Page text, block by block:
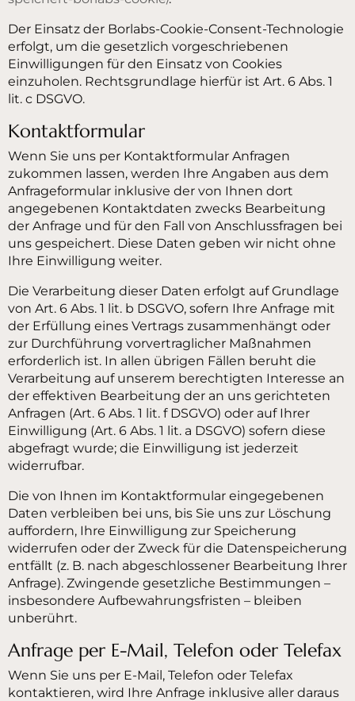
Der Einsatz der Borlabs-Cookie-Consent-Technologie
erfolgt, um die gesetzlich vorgeschriebenen
Einwilligungen für den Einsatz von Cookies
einzuholen. Rechtsgrundlage hierfür ist Art. 6 Abs. 1
lit. c DSGVO.
Kontaktformular
Wenn Sie uns per Kontaktformular Anfragen
zukommen lassen, werden Ihre Angaben aus dem
Anfrageformular inklusive der von Ihnen dort
angegebenen Kontaktdaten zwecks Bearbeitung
der Anfrage und für den Fall von Anschlussfragen bei
uns gespeichert. Diese Daten geben wir nicht ohne
Ihre Einwilligung weiter.
Die Verarbeitung dieser Daten erfolgt auf Grundlage
von Art. 6 Abs. 1 lit. b DSGVO, sofern Ihre Anfrage mit
der Erfüllung eines Vertrags zusammenhängt oder
zur Durchführung vorvertraglicher Maßnahmen
erforderlich ist. In allen übrigen Fällen beruht die
Verarbeitung auf unserem berechtigten Interesse an
der effektiven Bearbeitung der an uns gerichteten
Anfragen (Art. 6 Abs. 1 lit. f DSGVO) oder auf Ihrer
Einwilligung (Art. 6 Abs. 1 lit. a DSGVO) sofern diese
abgefragt wurde; die Einwilligung ist jederzeit
widerrufbar.
Die von Ihnen im Kontaktformular eingegebenen
Daten verbleiben bei uns, bis Sie uns zur Löschung
auffordern, Ihre Einwilligung zur Speicherung
widerrufen oder der Zweck für die Datenspeicherung
entfällt (z. B. nach abgeschlossener Bearbeitung Ihrer
Anfrage). Zwingende gesetzliche Bestimmungen –
insbesondere Aufbewahrungsfristen – bleiben
unberührt.
Anfrage per E-Mail, Telefon oder Telefax
Wenn Sie uns per E-Mail, Telefon oder Telefax
kontaktieren, wird Ihre Anfrage inklusive aller daraus